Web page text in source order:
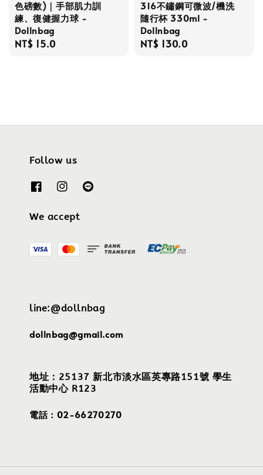
色磅數)｜手部肌力訓
練、復健握力球 -
Dollnbag
Regular
NT$ 15.0
316不鏽鋼可微波/機洗
隨行杯 330ml -
Dollnbag
Regular
NT$ 130.0
Follow us
We accept
line:@dollnbag
dollnbag@gmail.com
地址：25137 新北市淡水區英專路151號 學生
活動中心 R123
電話：02-66270270